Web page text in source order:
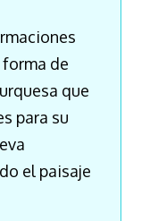
de
que
para su
el paisaje